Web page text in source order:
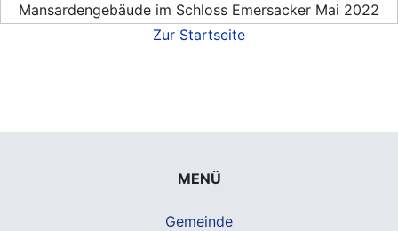
Mansardengebäude im Schloss Emersacker Mai 2022
Zur Startseite
MENÜ
Gemeinde